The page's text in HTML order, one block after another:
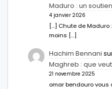
Maduro : un
4 janvier 2026
[…] Chute de Maduro
moins […]
Hachim Bennani
Maghreb : que
21 novembre 2025
omar bendouro vous